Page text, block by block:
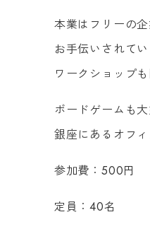
本業はフリーの
お手伝いされて
ワークショップ
ボードゲームも
銀座にあるオフ
参加費：500円
定員：40名